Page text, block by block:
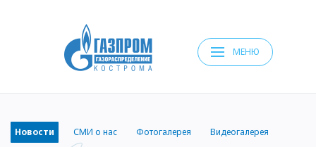
МЕНЮ
Новости СМИ о нас Фотогалерея Видеогалерея